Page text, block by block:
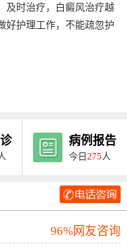
及时治疗，白癜风治疗越
好护理工作，不能疏忽护
病例报告
今日275 人
96%网友咨询